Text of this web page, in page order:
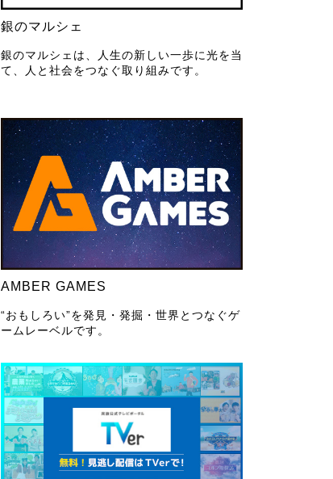
銀のマルシェ
銀のマルシェは、人生の新しい一歩に光を当
て、人と社会をつなぐ取り組みです。
AMBER GAMES
“おもしろい”を発見・発掘・世界とつなぐゲ
ームレーベルです。